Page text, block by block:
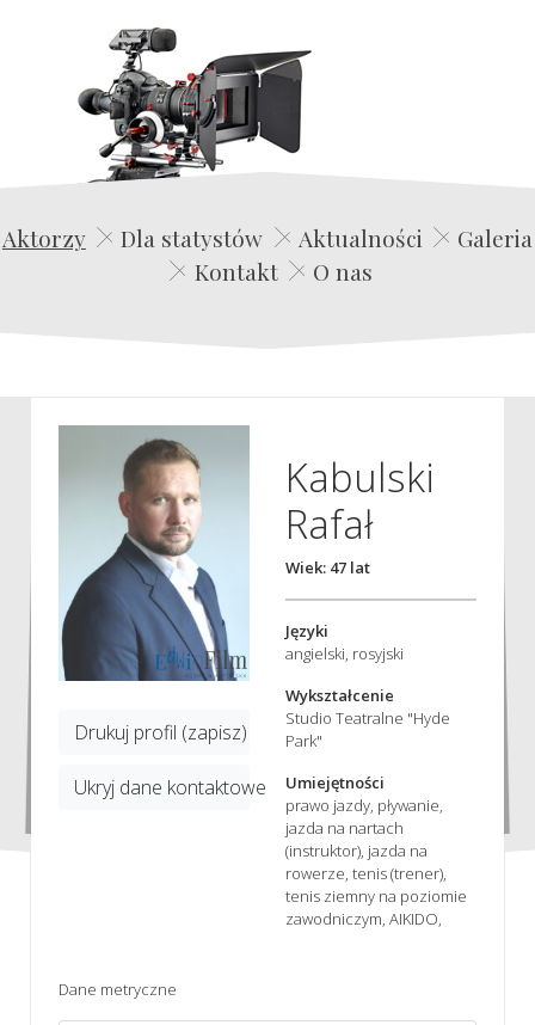
Edwin Film Agencja Aktorska
Aktorzy Dla statystów Aktualności
Galeria
Kontakt
O nas
Drukuj profil (zapisz)
Ukryj dane kontaktowe
Kabulski
Rafał
Wiek: 47 lat
Języki
angielski, rosyjski
Wykształcenie
Studio Teatralne "Hyde
Park"
Umiejętności
prawo jazdy, pływanie,
jazda na nartach
(instruktor), jazda na
rowerze, tenis (trener),
tenis ziemny na poziomie
zawodniczym, AIKIDO,
Dane metryczne